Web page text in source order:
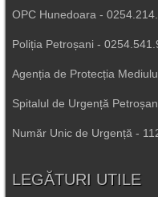
OPC Hunedoara -
Poliția Petroșani -
Agenția de Protecția
Spitalul de Urgență
Număr Unic de Urgență -
LEGĂTURI UTILE